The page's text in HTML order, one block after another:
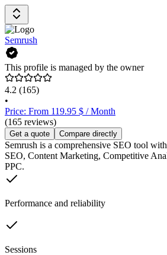
Semrush
This profile is managed by the owner
4.2 (165)
•
Price: From 119.95 $ / Month
(165 reviews)
Get a quote Compare directly
Semrush is a comprehensive SEO tool
SEO, Content Marketing, Competitive
PPC.
Performance and reliability
Sessions